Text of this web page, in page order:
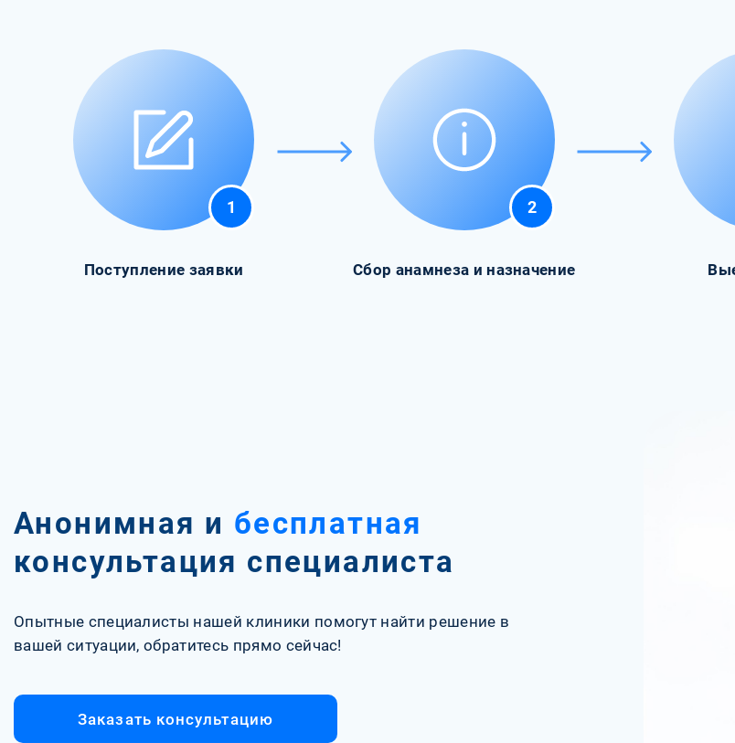
1
Поступление заявки
2
Сбор анамнеза и назначение
Анонимная и бесплатная
консультация специалиста
Опытные специалисты нашей клиники помогут найти решение в
вашей ситуации, обратитесь прямо сейчас!
Заказать консультацию